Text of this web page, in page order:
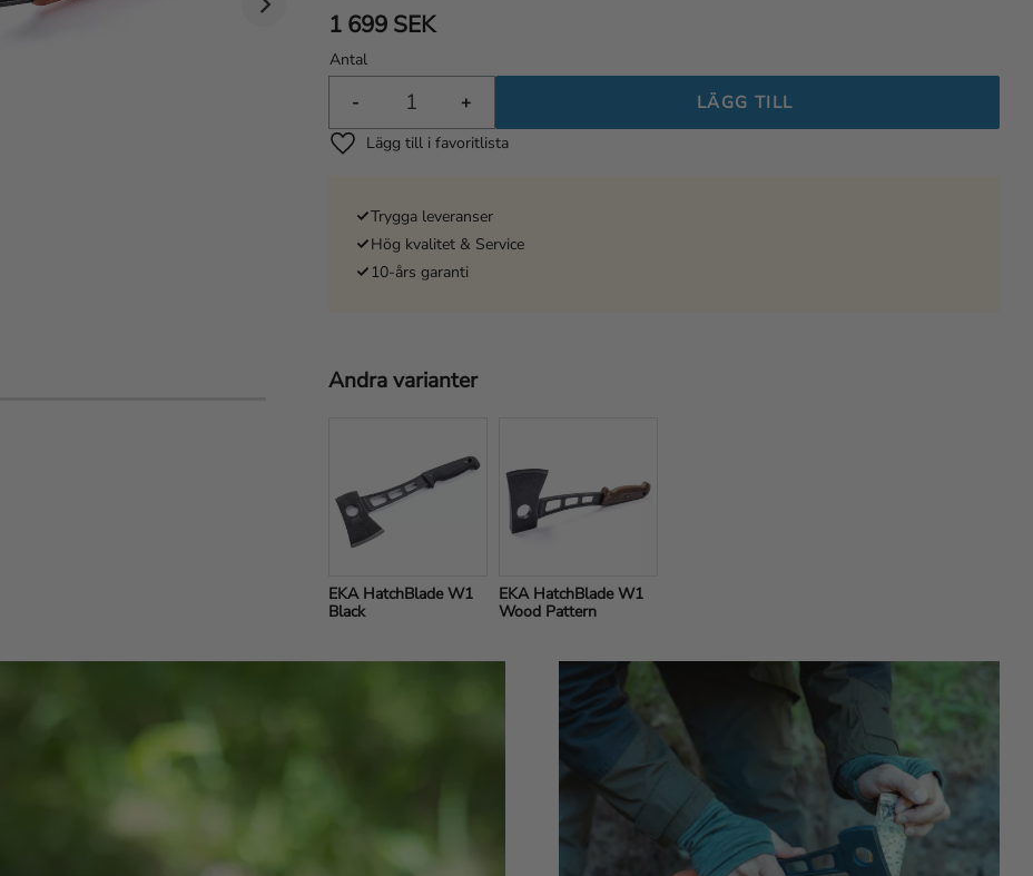
1 699SEK
Antal
+
-
Lägg till i favoriter
Trygga leveranser
Hög kvalitet & Service
10-års garanti
Andra varianter
EKA HatchBlade W1
Black
EKA HatchBlade W1
Wood Pattern